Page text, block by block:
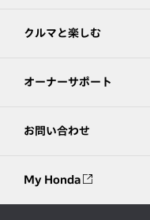
クルマと楽しむ
オーナーサポート
お問い合わせ
My Honda